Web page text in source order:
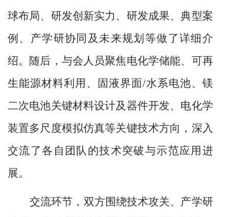
球布局、研发创新实力、研发成果、典型案
例、产学研协同及未来规划等做了详细介
绍。随后，与会人员聚焦电化学储能、可再
生能源材料利用、固液界面/水系电池、镁
二次电池关键材料设计及器件开发、电化学
装置多尺度模拟仿真等关键技术方向，深入
交流了各自团队的技术突破与示范应用进
展。
交流环节，双方围绕技术攻关、产学研